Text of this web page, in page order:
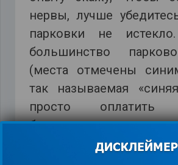
нервы, лучше
парковки не
большинство
(места отмечены
так называемая
просто
большинстве
положить чек на
указанной суммой и